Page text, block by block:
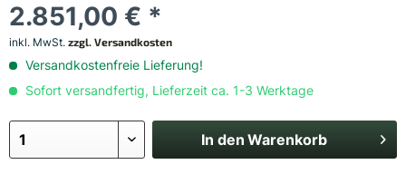
2.851,00 € *
inkl. MwSt. zzgl. Versandkosten
Versandkostenfreie Lieferung!
Sofort versandfertig, Lieferzeit ca. 1-3 Werktage
In den Warenkorb